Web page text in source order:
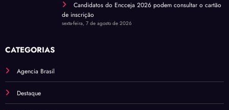
Candidatos do Encceja 2026 podem consultar o cartão
de inscrição
sexta-feira, 7 de agosto de 2026
CATEGORIAS
Agencia Brasil
Destaque